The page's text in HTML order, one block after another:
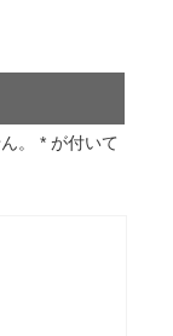
。 * が付いて